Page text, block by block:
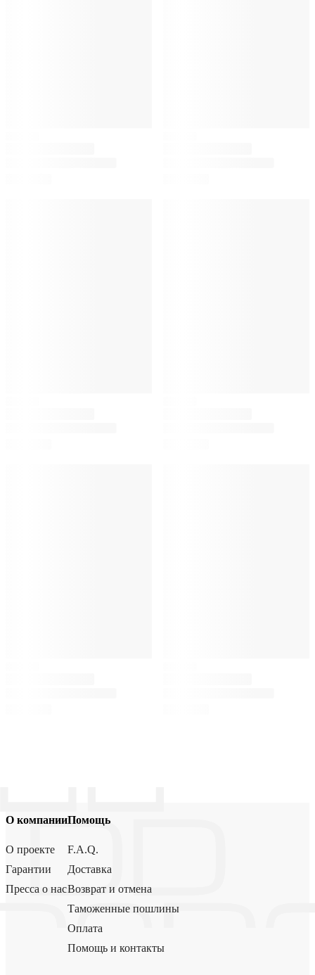
О компании
О проекте
Гарантии
Пресса о нас
Помощь
F.A.Q.
Доставка
Возврат и отмена
Таможенные пошлины
Оплата
Помощь и контакты